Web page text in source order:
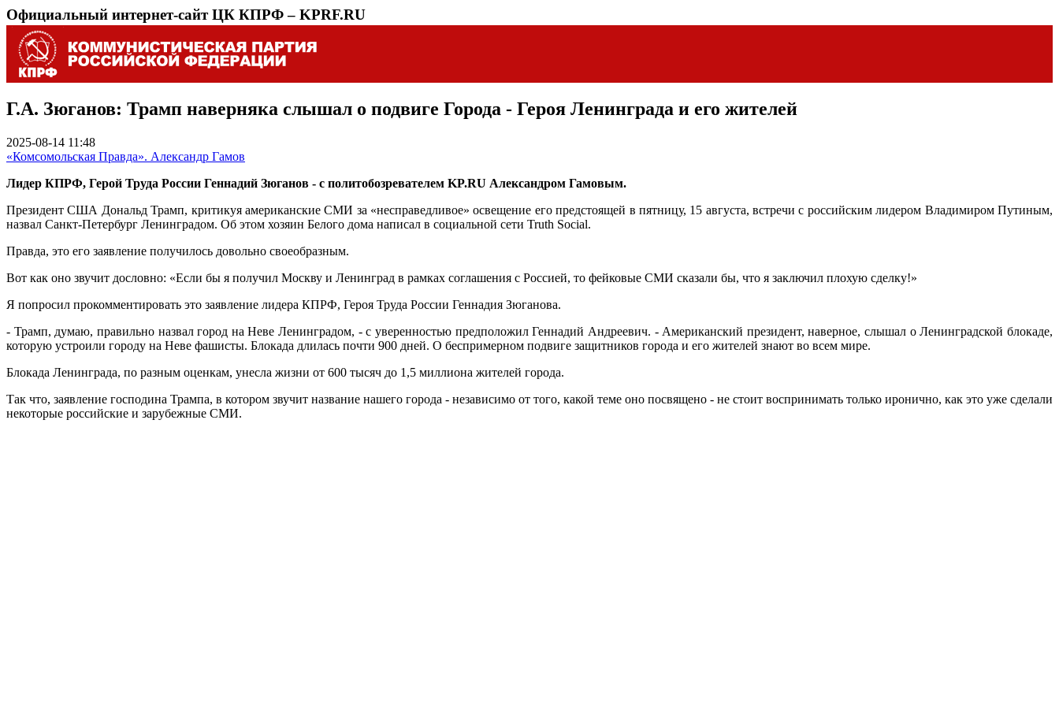
Официальный интернет-сайт ЦК КПРФ – KPRF.RU
Г.А. Зюганов: Трамп наверняка слышал о подвиге Города - Героя Ленинграда и его жителей
2025-08-14 11:48
«Комсомольская Правда». Александр Гамов
Лидер КПРФ, Герой Труда России Геннадий Зюганов - с политобозревателем KP.RU Александром Гамовым.
Президент США Дональд Трамп, критикуя американские СМИ за «несправедливое» освещение его предстоящей в пятницу, 15 августа, встречи с российским лидером Владимиром Путиным,
назвал Санкт-Петербург Ленинградом. Об этом хозяин Белого дома написал в социальной сети Truth Social.
Правда, это его заявление получилось довольно своеобразным.
Вот как оно звучит дословно: «Если бы я получил Москву и Ленинград в рамках соглашения с Россией, то фейковые СМИ сказали бы, что я заключил плохую сделку!»
Я попросил прокомментировать это заявление лидера КПРФ, Героя Труда России Геннадия Зюганова.
- Трамп, думаю, правильно назвал город на Неве Ленинградом, - с уверенностью предположил Геннадий Андреевич. - Американский президент, наверное, слышал о Ленинградской блокаде,
которую устроили городу на Неве фашисты. Блокада длилась почти 900 дней. О беспримерном подвиге защитников города и его жителей знают во всем мире.
Блокада Ленинграда, по разным оценкам, унесла жизни от 600 тысяч до 1,5 миллиона жителей города.
Так что, заявление господина Трампа, в котором звучит название нашего города - независимо от того, какой теме оно посвящено - не стоит воспринимать только иронично, как это уже сделали
некоторые российские и зарубежные СМИ.